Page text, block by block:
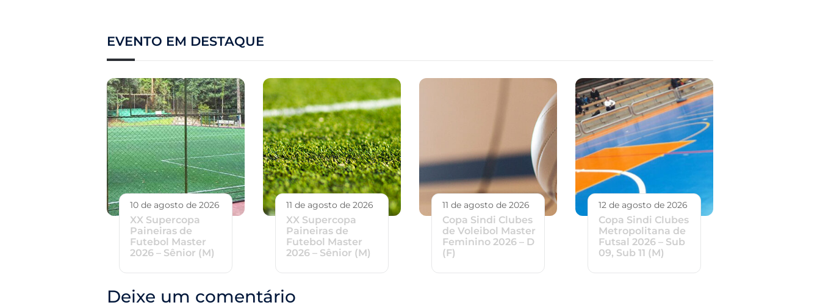
EVENTO EM DESTAQUE
10 de agosto de 2026
XX Supercopa
Paineiras de
Futebol Master
2026 – Sênior (M)
11 de agosto de 2026
XX Supercopa
Paineiras de
Futebol Master
2026 – Sênior (M)
11 de agosto de 2026
Copa Sindi Clubes
de Voleibol Master
Feminino 2026 – D
(F)
12 de agosto de 2026
Copa Sindi Clubes
Metropolitana de
Futsal 2026 – Sub
09, Sub 11 (M)
Deixe um comentário